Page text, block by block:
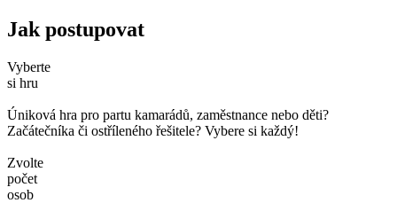
Jak postupovat
Vyberte
si hru
Úniková hra pro partu kamarádů, zaměstnance nebo děti?
Začátečníka či ostříleného řešitele? Vybere si každý!
Zvolte
počet
osob